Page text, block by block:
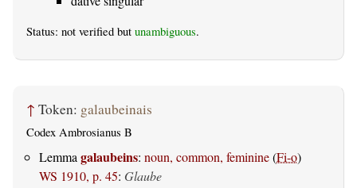
Status: not verified but unambiguous.
↑ Token: galaubeinais
Codex Ambrosianus B
Lemma galaubeins: noun, common, feminine(Fi-o)
WS 1910, p. 45: Glaube